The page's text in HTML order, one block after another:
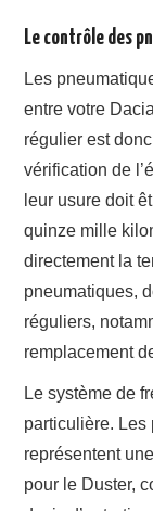
Le contrôle des
Les
entre votre
régulier est
vérification de
leur usure doit
quinze mille
directement la
pneumatiques,
réguliers,
remplacement
Le système de
particulière. Les
représentent
pour le Duster,